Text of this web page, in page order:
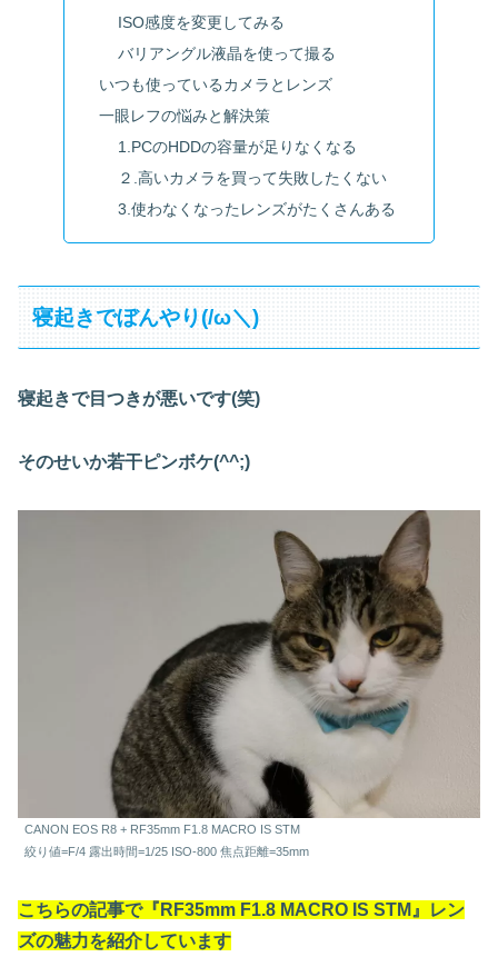
ISO感度を変更してみる
バリアングル液晶を使って撮る
いつも使っているカメラとレンズ
一眼レフの悩みと解決策
1.PCのHDDの容量が足りなくなる
２.高いカメラを買って失敗したくない
3.使わなくなったレンズがたくさんある
寝起きでぼんやり(/ω＼)
寝起きで目つきが悪いです(笑)
そのせいか若干ピンボケ(^^;)
CANON EOS R8 + RF35mm F1.8 MACRO IS STM
絞り値=F/4 露出時間=1/25 ISO-800 焦点距離=35mm
こちらの記事で『RF35mm F1.8 MACRO IS STM』レン
ズの魅力を紹介しています